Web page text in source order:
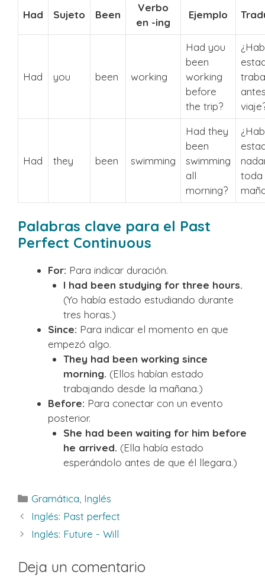
Had Sujeto Been
Verbo
en -ing
Ejemplo
Had you been working
Had you
been
working
before
the trip?
Had they been swimming
Had they
been
swimming
all
morning?
toda
Palabras clave para el Past
Perfect Continuous
For: Para indicar duración.
I had been studying for three hours.
(Yo había estado estudiando durante
tres horas.)
Since: Para indicar el momento en que
empezó algo.
They had been working since
morning. (Ellos habían estado
trabajando desde la mañana.)
Before: Para conectar con un evento
posterior.
She had been waiting for him before
he arrived. (Ella había estado
esperándolo antes de que él llegara.)
Categorías
Gramática, Inglés
Inglés: Past perfect
Inglés: Future - Will
Deja un comentario